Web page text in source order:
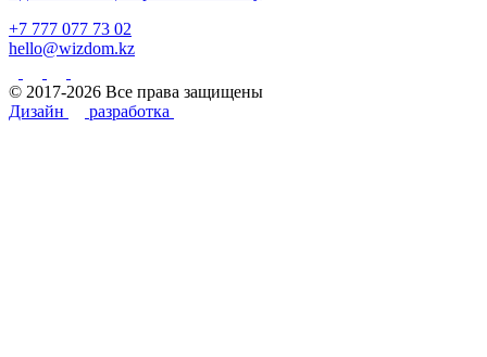
+7 777 077 73 02
hello@wizdom.kz
© 2017-2026 Все права защищены
Дизайн
разработка